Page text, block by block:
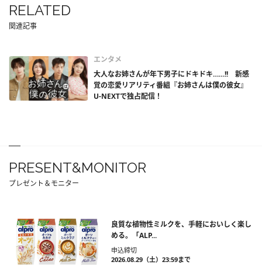
RELATED
関連記事
エンタメ
大人なお姉さんが年下男子にドキドキ……!! 新感
覚の恋愛リアリティ番組『お姉さんは僕の彼女』
U-NEXTで独占配信！
PRESENT&MONITOR
プレゼント＆モニター
良質な植物性ミルクを、手軽においしく楽し
める。「ALP...
申込締切
2026.08.29（土）23:59まで